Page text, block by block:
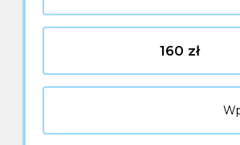
160 zł
Pola oznaczone symbolem * są